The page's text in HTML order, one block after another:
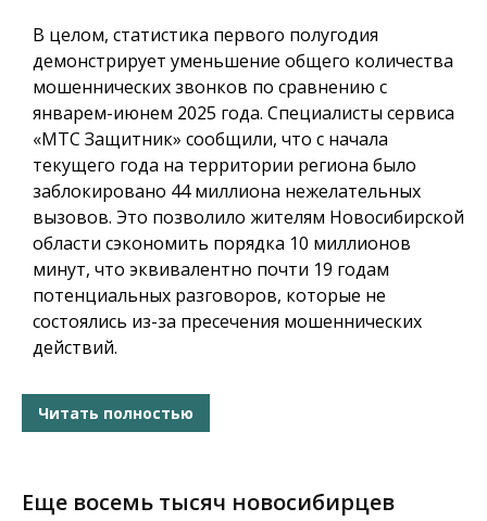
В целом, статистика первого полугодия
демонстрирует уменьшение общего количества
мошеннических звонков по сравнению с
январем-июнем 2025 года. Специалисты сервиса
«МТС Защитник» сообщили, что с начала
текущего года на территории региона было
заблокировано 44 миллиона нежелательных
вызовов. Это позволило жителям Новосибирской
области сэкономить порядка 10 миллионов
минут, что эквивалентно почти 19 годам
потенциальных разговоров, которые не
состоялись из-за пресечения мошеннических
действий.
Читать полностью
Еще восемь тысяч новосибирцев